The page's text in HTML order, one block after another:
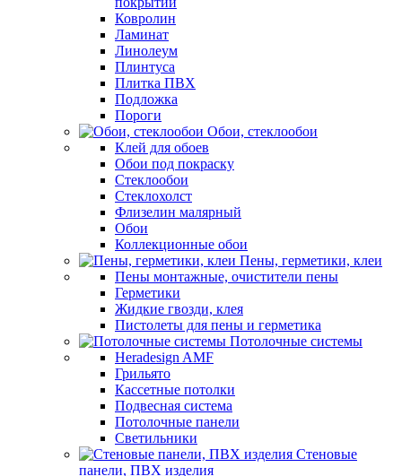
Ковролин
Ламинат
Линолеум
Плинтуса
Плитка ПВХ
Подложка
Пороги
Обои, стеклообои
Клей для обоев
Обои под покраску
Стеклообои
Стеклохолст
Флизелин малярный
Обои
Коллекционные обои
Пены, герметики, клеи
Пены монтажные, очистители пены
Герметики
Жидкие гвозди, клея
Пистолеты для пены и герметика
Потолочные системы
Heradesign AMF
Грильято
Кассетные потолки
Подвесная система
Потолочные панели
Светильники
Стеновые
панели, ПВХ изделия